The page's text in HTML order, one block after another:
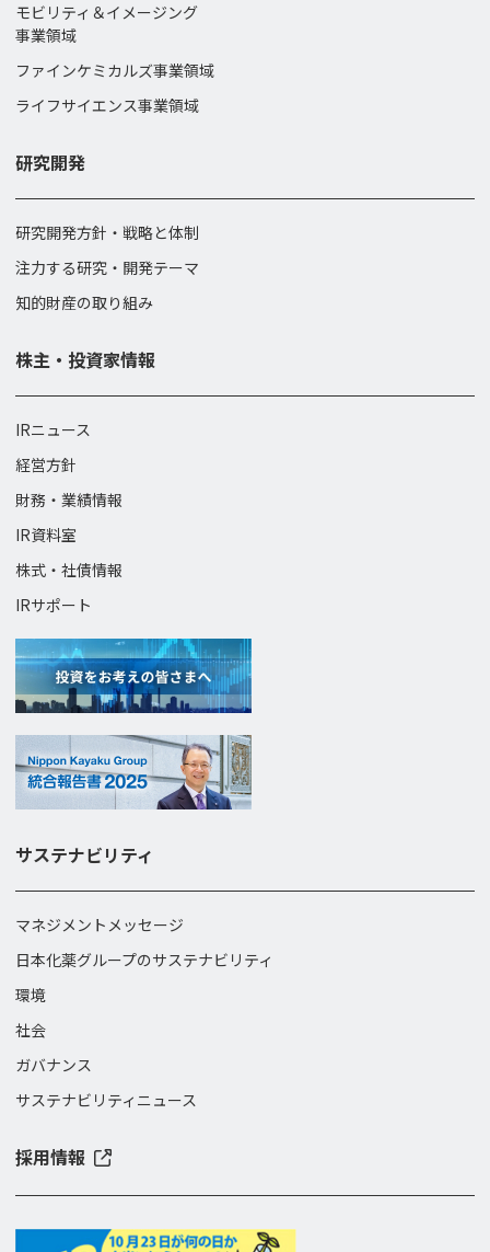
モビリティ＆イメージング
事業領域
ファインケミカルズ事業領域
ライフサイエンス事業領域
研究開発
研究開発方針・戦略と体制
注力する研究・開発テーマ
知的財産の取り組み
株主・投資家情報
IRニュース
経営方針
財務・業績情報
IR資料室
株式・社債情報
IRサポート
サステナビリティ
マネジメントメッセージ
日本化薬グループのサステナビリティ
環境
社会
ガバナンス
サステナビリティニュース
採用情報